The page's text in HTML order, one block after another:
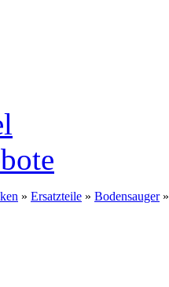
» Ersatzteile » Bodensauger